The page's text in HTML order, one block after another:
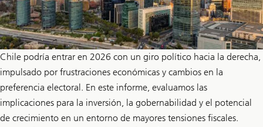
Chile podría entrar en 2026 con un giro político hacia la derecha,
impulsado por frustraciones económicas y cambios en la
preferencia electoral. En este informe, evaluamos las
implicaciones para la inversión, la gobernabilidad y el potencial
de crecimiento en un entorno de mayores tensiones fiscales.